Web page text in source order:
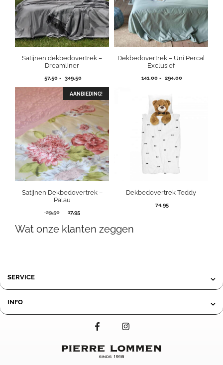
Satijnen dekbedovertrek –
Dreamliner
57,50 - 349,50Prijsklasse:
tot
349,50
Dekbedovertrek – Uni Percal
Exclusief
141,00 - 294,00Prijsklasse:
AANBIEDING!
Satijnen Dekbedovertrek –
Palau
29,50
Oorspronkelijke
was:
17,95Huidige
is:
Dekbedovertrek Teddy
74,95
Wat onze klanten zeggen
SERVICE
INFO